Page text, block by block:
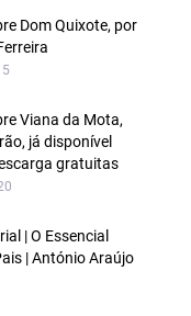
Dom Quixote, por
Viana da Mota,
já disponível
gratuitas
| O Essencial
| António Araújo